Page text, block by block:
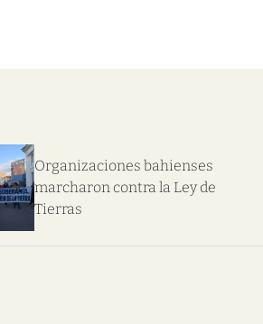
Organizaciones bahienses
marcharon contra la Ley de
Tierras